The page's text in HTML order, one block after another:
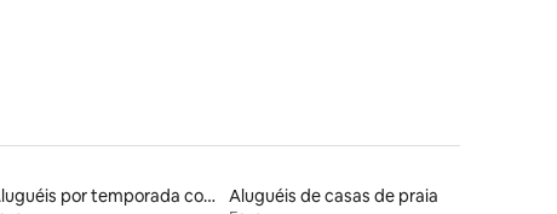
Aluguéis por temporada com café da manhã
Aluguéis de casas de praia